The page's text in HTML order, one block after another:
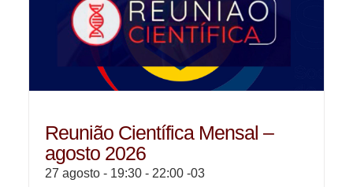
Reunião Científica Mensal –
agosto 2026
27 agosto - 19:30- 22:00 -03